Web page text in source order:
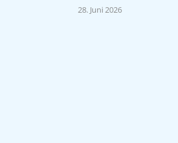
28. Juni 2026